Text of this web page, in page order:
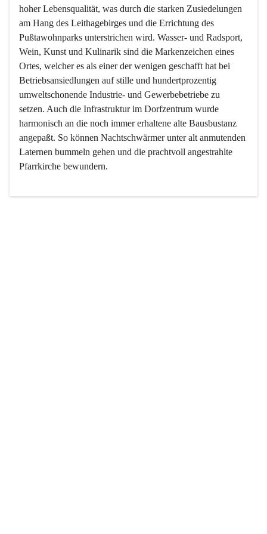
hoher Lebensqualität, was durch die starken Zusiedelungen
am Hang des Leithagebirges und die Errichtung des
Pußtawohnparks unterstrichen wird. Wasser- und Radsport,
Wein, Kunst und Kulinarik sind die Markenzeichen eines
Ortes, welcher es als einer der wenigen geschafft hat bei
Betriebsansiedlungen auf stille und hundertprozentig
umweltschonende Industrie- und Gewerbebetriebe zu
setzen. Auch die Infrastruktur im Dorfzentrum wurde
harmonisch an die noch immer erhaltene alte Bausbustanz
angepaßt. So können Nachtschwärmer unter alt anmutenden
Laternen bummeln gehen und die prachtvoll angestrahlte
Pfarrkirche bewundern.
Der Weinbau dominert heute nicht mehr, ist aber integrativer